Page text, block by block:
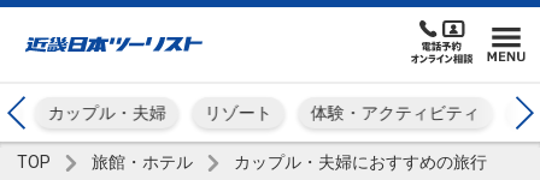
カップル・夫婦 リゾート 体験・アクティビティ
TOP 旅館・ホテル カップル・夫婦におすすめの旅行